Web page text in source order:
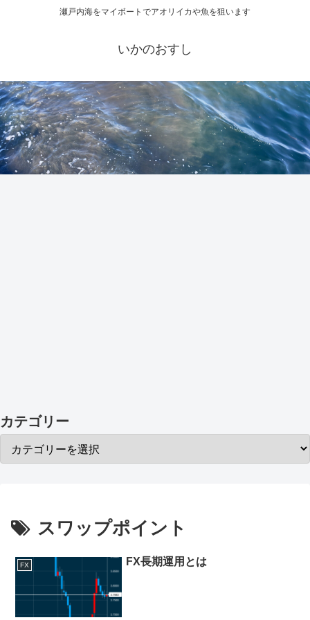
瀬戸内海をマイボートでアオリイカや魚を狙います
いかのおすし
カテゴリー
スワップポイント
FX FX長期運用とは